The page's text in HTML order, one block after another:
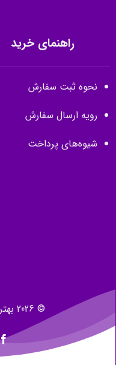
راهنمای خرید
نحوه ثبت سفارش
رویه ارسال سفارش
شیوه‌های پرداخت
© 2026 بهترین لپ تاپ برای شما